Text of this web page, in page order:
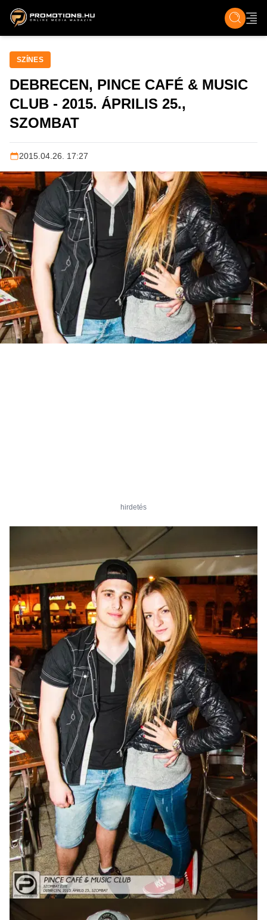
ZENE, FILM & KULT ÉLET TECH &
SZÍNES
DEBRECEN, PINCE CAFÉ & MUSIC
CLUB - 2015. ÁPRILIS 25.,
SZOMBAT
2015.04.26. 17:27
hirdetés